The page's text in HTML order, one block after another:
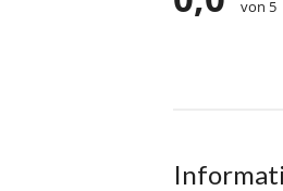
von 5